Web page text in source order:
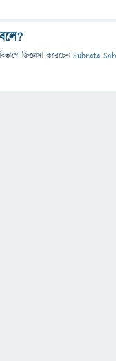
জিজ্ঞাসাকরেছেনSubrata